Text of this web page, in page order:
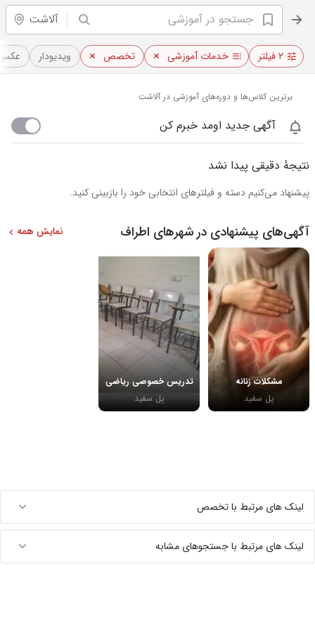
آلاشت
۲ فیلتر خدمات آموزشی تخصص ویدیو‌دار
برترین کلاس‌ها و دوره‌های آموزشی در آلاشت
آگهی جدید اومد خبرم کن
نتیجهٔ دقیقی پیدا نشد
پیشنهاد می‌کنیم دسته و فیلترهای انتخابی خود را بازبینی کنید.
آگهی‌های پیشنهادی در شهرهای اطراف نمایش همه
مشکلات زنانه
پل سفید
تدریس خصوصی ریاضی
پل سفید
لینک های مرتبط با تخصص
لینک های مرتبط با جستجوهای مشابه